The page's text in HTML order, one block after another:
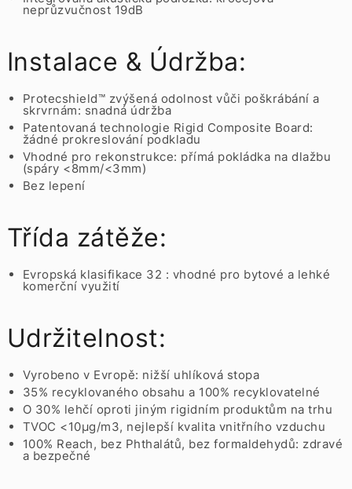
neprůzvučnost 19dB
Instalace & Údržba:
Protecshield™ zvýšená odolnost vůči poškrábání a
skrvrnám: snadná údržba
Patentovaná technologie Rigid Composite Board:
žádné prokreslování podkladu
Vhodné pro rekonstrukce: přímá pokládka na dlažbu
(spáry <8mm/<3mm)
Bez lepení
Třída zátěže:
Evropská klasifikace 32 : vhodné pro bytové a lehké
komerční využití
Udržitelnost:
Vyrobeno v Evropě: nižší uhlíková stopa
35% recyklovaného obsahu a 100% recyklovatelné
O 30% lehčí oproti jiným rigidním produktům na trhu
TVOC <10µg/m3, nejlepší kvalita vnitřního vzduchu
100% Reach, bez Phthalátů, bez formaldehydů: zdravé
a bezpečné